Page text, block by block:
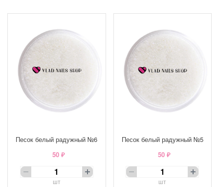
Песок белый радужный №6
50 ₽
шт
Песок белый радужный №5
50 ₽
шт